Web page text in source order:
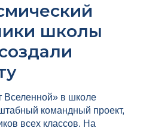
школы
Вселенной» в школе
командный проект,
всех классов. На